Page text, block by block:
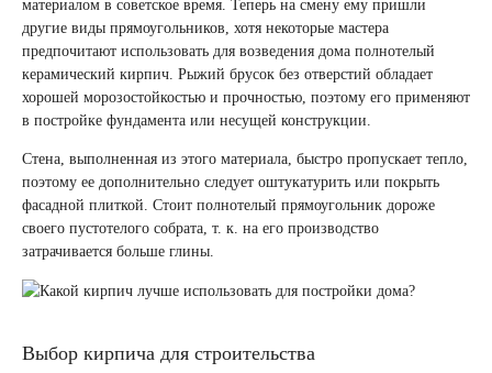
материалом в советское время. Теперь на смену ему пришли
другие виды прямоугольников, хотя некоторые мастера
предпочитают использовать для возведения дома полнотелый
керамический кирпич. Рыжий брусок без отверстий обладает
хорошей морозостойкостью и прочностью, поэтому его применяют
в постройке фундамента или несущей конструкции.
Стена, выполненная из этого материала, быстро пропускает тепло,
поэтому ее дополнительно следует оштукатурить или покрыть
фасадной плиткой. Стоит полнотелый прямоугольник дороже
своего пустотелого собрата, т. к. на его производство
затрачивается больше глины.
Выбор кирпича для строительства